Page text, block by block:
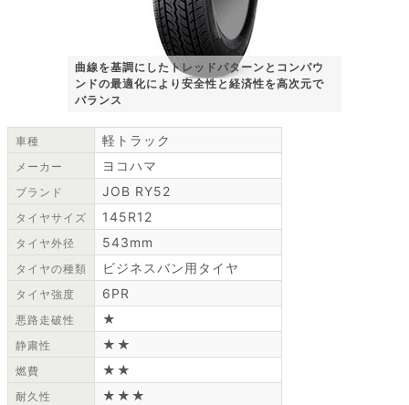
曲線を基調にしたトレッドパターンとコンパウ
ンドの最適化により安全性と経済性を高次元で
バランス
車種 軽トラック
メーカー ヨコハマ
ブランド JOB RY52
タイヤサイズ 145R12
タイヤ外径 543mm
タイヤの種類 ビジネスバン用タイヤ
タイヤ強度 6PR
悪路走破性 ★
静粛性 ★★
燃費 ★★
耐久性 ★★★